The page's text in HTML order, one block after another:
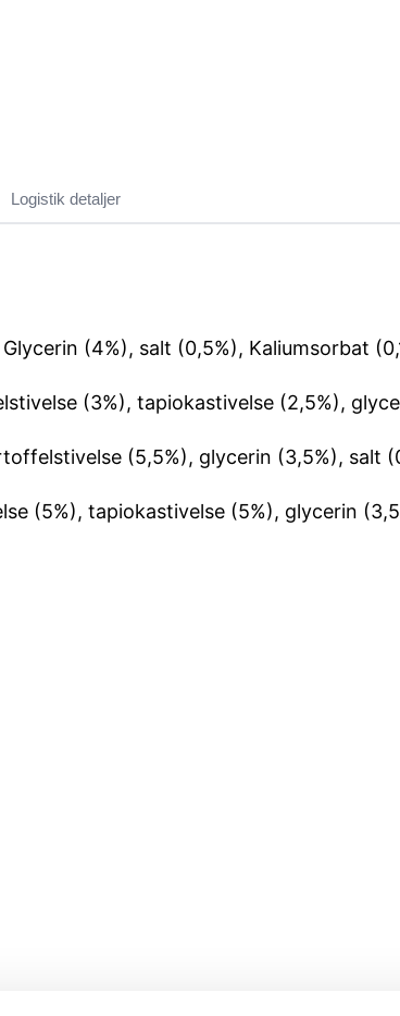
Logistik detaljer
(4%), salt (0,5%), Kaliumsorbat
(3%), tapiokastivelse (2,5%),
(5,5%), glycerin (3,5%), salt
(5%), tapiokastivelse (5%), glycerin